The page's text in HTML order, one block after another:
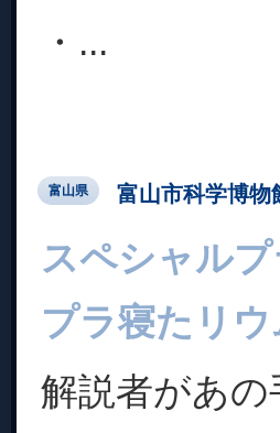
・...
富山県 富山市科学博物
スペシャル
プラ寝たリ
解説者があ